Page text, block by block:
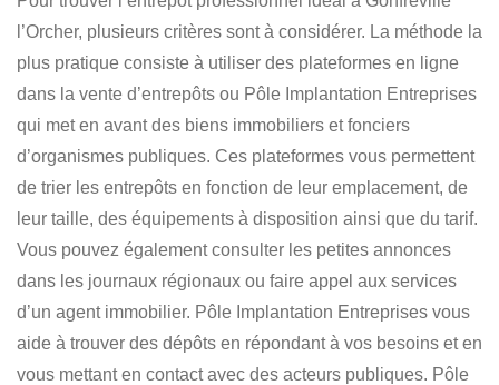
l’Orcher, plusieurs critères sont à considérer. La méthode la
plus pratique consiste à utiliser des plateformes en ligne
dans la vente d’entrepôts ou Pôle Implantation Entreprises
qui met en avant des biens immobiliers et fonciers
d’organismes publiques. Ces plateformes vous permettent
de trier les entrepôts en fonction de leur emplacement, de
leur taille, des équipements à disposition ainsi que du tarif.
Vous pouvez également consulter les petites annonces
dans les journaux régionaux ou faire appel aux services
d’un agent immobilier. Pôle Implantation Entreprises vous
aide à trouver des dépôts en répondant à vos besoins et en
vous mettant en contact avec des acteurs publiques. Pôle